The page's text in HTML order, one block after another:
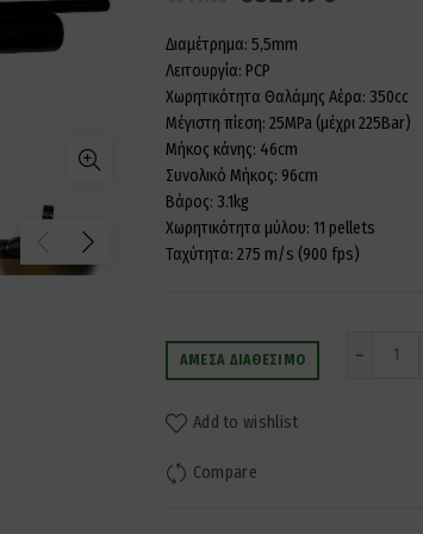
price
was:
€549.00.
τιμή
Διαμέτρημα: 5,5mm
Λειτουργία: PCP
Χωρητικότητα Θαλάμης Αέρα: 350cc
Μέγιστη πίεση: 25MPa (μέχρι 225Bar)
Μήκος κάνης: 46cm
Συνολικό Μήκος: 96cm
Βάρος: 3.1kg
Χωρητικότητα μύλου: 11 pellets
Ταχύτητα: 275 m/s (900 fps)
ΆΜΕΣΑ ΔΙΑΘΈΣΙΜΟ
Add to wishlist
Compare